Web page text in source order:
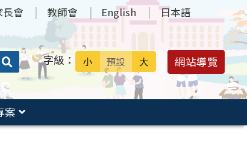
長會 教師會 English 日本語
搜
送出 字級： 小 預設 大 網站導覽
案